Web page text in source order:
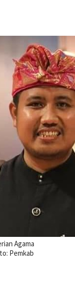
Agama
Pemkab